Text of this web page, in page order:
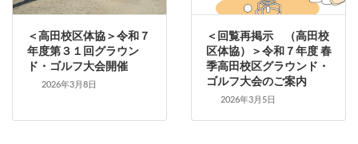
＜高田校区体協＞令和７
年度第３１回グラウン
ド・ゴルフ大会開催
2026年3月8日
＜回覧再掲示 （高田校
区体協）＞令和７年度 春
季高田校区グラウンド・
ゴルフ大会のご案内
2026年3月5日